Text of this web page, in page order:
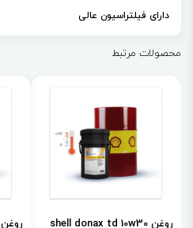
دارای فیلتراسیون عالی
محصولات مرتبط
روغن shell donax td 10w30 روغن shell donax tc 10w